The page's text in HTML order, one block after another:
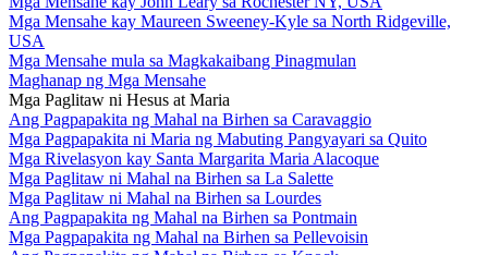
Mga Mensahe kay Maureen Sweeney-Kyle sa North Ridgeville,
USA
Mga Mensahe mula sa Magkakaibang Pinagmulan
Maghanap ng Mga Mensahe
Mga Paglitaw ni Hesus at Maria
Ang Pagpapakita ng Mahal na Birhen sa Caravaggio
Mga Pagpapakita ni Maria ng Mabuting Pangyayari sa Quito
Mga Rivelasyon kay Santa Margarita Maria Alacoque
Mga Paglitaw ni Mahal na Birhen sa La Salette
Mga Paglitaw ni Mahal na Birhen sa Lourdes
Ang Pagpapakita ng Mahal na Birhen sa Pontmain
Mga Pagpapakita ng Mahal na Birhen sa Pellevoisin